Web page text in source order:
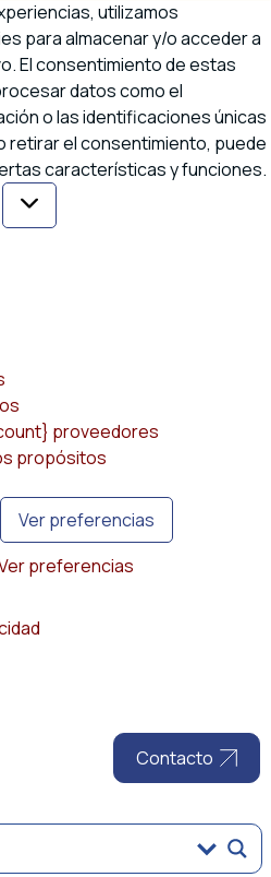
utilizamos
para almacenar y/o acceder a
El consentimiento de estas
datos como el
o las identificaciones únicas
retirar el consentimiento, puede
características y funciones.
proveedores
propósitos
Ver preferencias
preferencias
Contacto